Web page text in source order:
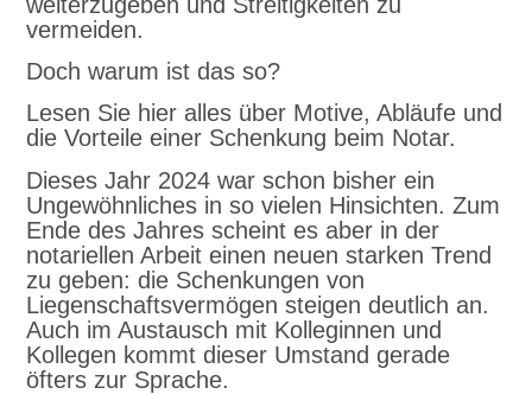
vermeiden.
Doch warum ist das so?
Lesen Sie hier alles über Motive, Abläufe und
die Vorteile einer Schenkung beim Notar.
Dieses Jahr 2024 war schon bisher ein
Ungewöhnliches in so vielen Hinsichten. Zum
Ende des Jahres scheint es aber in der
notariellen Arbeit einen neuen starken Trend
zu geben: die Schenkungen von
Liegenschaftsvermögen steigen deutlich an.
Auch im Austausch mit Kolleginnen und
Kollegen kommt dieser Umstand gerade
öfters zur Sprache.